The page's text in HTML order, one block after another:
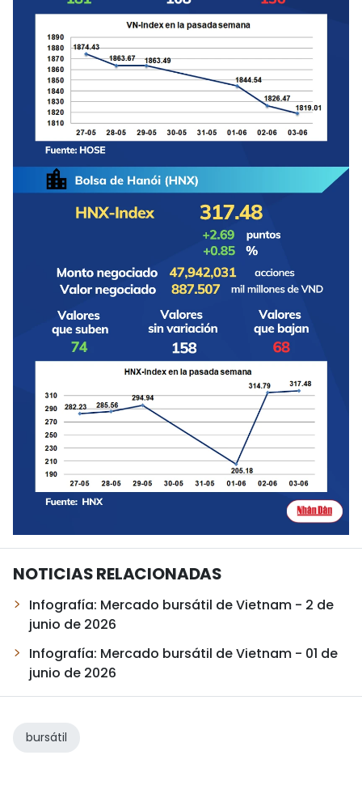
ENGLISH
中文
FRANÇAIS
РУССКИЙ
NOTICIAS RELACIONADAS
Infografía: Mercado bursátil de Vietnam - 2 de
junio de 2026
Infografía: Mercado bursátil de Vietnam - 01 de
junio de 2026
bursátil